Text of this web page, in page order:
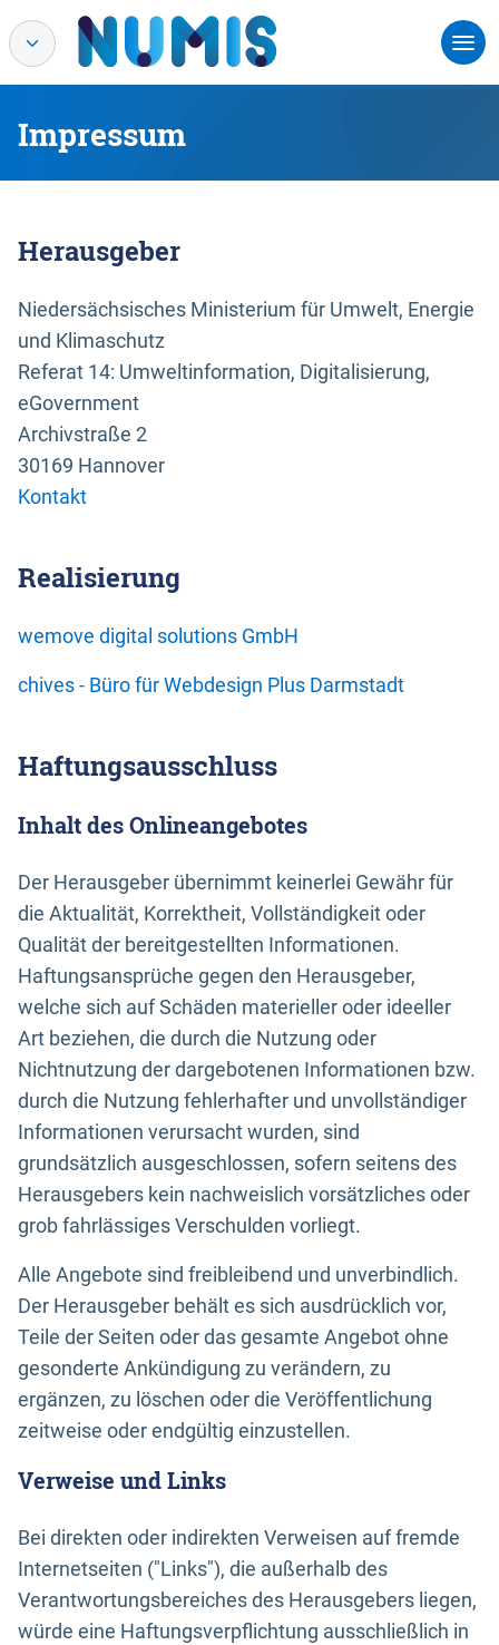
Impressum
Herausgeber
Niedersächsisches Ministerium für Umwelt, Energie
und Klimaschutz
Referat 14: Umweltinformation, Digitalisierung,
eGovernment
Archivstraße 2
30169 Hannover
Kontakt
Realisierung
wemove digital solutions GmbH
chives - Büro für Webdesign Plus Darmstadt
Haftungsausschluss
Inhalt des Onlineangebotes
Der Herausgeber übernimmt keinerlei Gewähr für
die Aktualität, Korrektheit, Vollständigkeit oder
Qualität der bereitgestellten Informationen.
Haftungsansprüche gegen den Herausgeber,
welche sich auf Schäden materieller oder ideeller
Art beziehen, die durch die Nutzung oder
Nichtnutzung der dargebotenen Informationen bzw.
durch die Nutzung fehlerhafter und unvollständiger
Informationen verursacht wurden, sind
grundsätzlich ausgeschlossen, sofern seitens des
Herausgebers kein nachweislich vorsätzliches oder
grob fahrlässiges Verschulden vorliegt.
Alle Angebote sind freibleibend und unverbindlich.
Der Herausgeber behält es sich ausdrücklich vor,
Teile der Seiten oder das gesamte Angebot ohne
gesonderte Ankündigung zu verändern, zu
ergänzen, zu löschen oder die Veröffentlichung
zeitweise oder endgültig einzustellen.
Verweise und Links
Bei direkten oder indirekten Verweisen auf fremde
Internetseiten ("Links"), die außerhalb des
Verantwortungsbereiches des Herausgebers liegen,
würde eine Haftungsverpflichtung ausschließlich in